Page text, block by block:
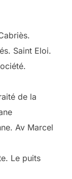
Saint Eloi.
de la
Av Marcel
Le puits